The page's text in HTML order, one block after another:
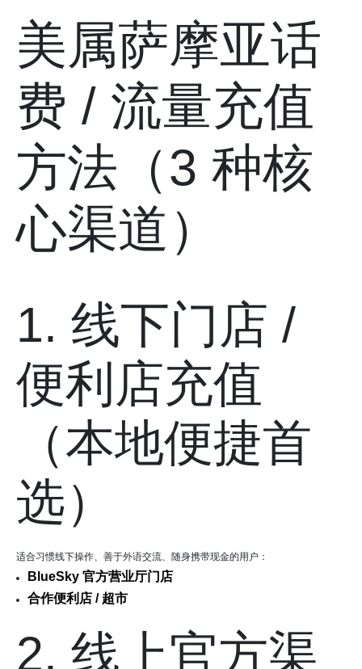
美属萨摩亚话
费 / 流量充值
方法（3 种核
心渠道）
1. 线下门店 /
便利店充值
（本地便捷首
选）
适合习惯线下操作、善于外语交流、随身携带现金的用户：
BlueSky 官方营业厅门店
合作便利店 / 超市
2. 线上官方渠